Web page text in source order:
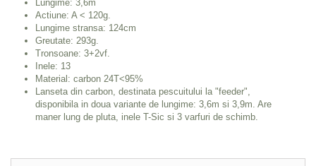
Lungime: 3,6m
Actiune: A < 120g.
Lungime stransa: 124cm
Greutate: 293g.
Tronsoane: 3+2vf.
Inele: 13
Material: carbon 24T<95%
Lanseta din carbon, destinata pescuitului la "feeder",
disponibila in doua variante de lungime: 3,6m si 3,9m. Are
maner lung de pluta, inele T-Sic si 3 varfuri de schimb.